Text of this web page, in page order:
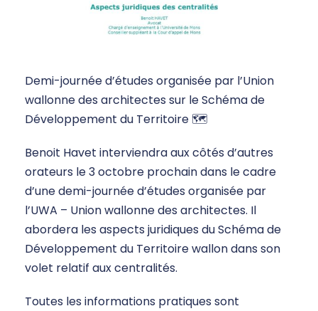
Demi-journée d’études organisée par l’Union
wallonne des architectes sur le Schéma de
Développement du Territoire 🗺
Benoit Havet interviendra aux côtés d’autres
orateurs le 3 octobre prochain dans le cadre
d’une demi-journée d’études organisée par
l’UWA – Union wallonne des architectes. Il
abordera les aspects juridiques du Schéma de
Développement du Territoire wallon dans son
volet relatif aux centralités.
Toutes les informations pratiques sont